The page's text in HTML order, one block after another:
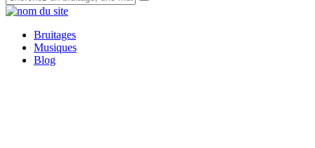
Bruitages
Musiques
Blog